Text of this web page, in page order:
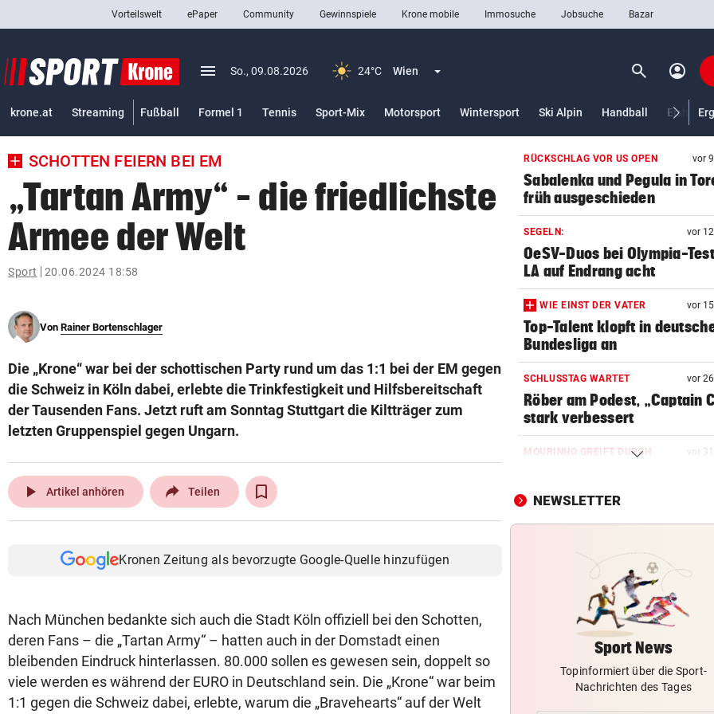
closeSchließen
Abonnieren
pin_drop
bookmark
search
Suchbegriff
© Krone Multimedia GmbH & Co KG 2026
Muthgasse 2, 1190 Wien
Vorteilswelt ePaper Community Gewinnspiele Krone mobile Immosuche Jobsuche Bazar
menu Menü aufklappen
So., 09.08.2026 24°C Wien Menü aufklappen search Suchen
account_circle
krone.at Streaming Fußball Formel 1 Tennis Sport-Mix Motorsport Wintersport Ski Alpin Handball
SCHOTTEN FEIERN BEI EM
„Tartan Army“ – die friedlichste
Armee der Welt
Sport 20.06.2024 18:58
Von Rainer Bortenschlager
Die „Krone“ war bei der schottischen Party rund um das 1:1 bei der EM gegen
die Schweiz in Köln dabei, erlebte die Trinkfestigkeit und Hilfsbereitschaft
der Tausenden Fans. Jetzt ruft am Sonntag Stuttgart die Kiltträger zum
letzten Gruppenspiel gegen Ungarn.
play_arrow Artikel anhören Teilen
Kronen Zeitung als bevorzugte Google-Quelle hinzufügen
Nach München bedankte sich auch die Stadt Köln offiziell bei den Schotten,
deren Fans – die „Tartan Army“ – hatten auch in der Domstadt einen
bleibenden Eindruck hinterlassen. 80.000 sollen es gewesen sein, doppelt so
viele werden es während der EURO in Deutschland sein. Die „Krone“ war beim
1:1 gegen die Schweiz dabei, erlebte, warum die „Bravehearts“ auf der Welt
RÜCKSCHLAG VOR US OPEN vor
Sabalenka und Pegula in
früh ausgeschieden
SEGELN: vor
OeSV-Duos bei Olympia-
LA auf Endrang acht
WIE EINST DER VATER vor
Top-Talent klopft in
Bundesliga an
SCHLUSSTAG WARTET vor
Röber am Podest, „Captain
stark verbessert
MOURINHO GREIFT DURCH vor
die Real-Spieler
VEREIN NIMMT ABSCHIED vor
19-Jährigen
POLIN SCHIMPFT
„Einfach kindisch“: Zoff bei
de France Femmes
KEINE SPUR ... vor
Fake-Hochzeit! Ronaldo hat
NEWSLETTER
Sport News
Topinformiert über die Sport-
Nachrichten des Tages